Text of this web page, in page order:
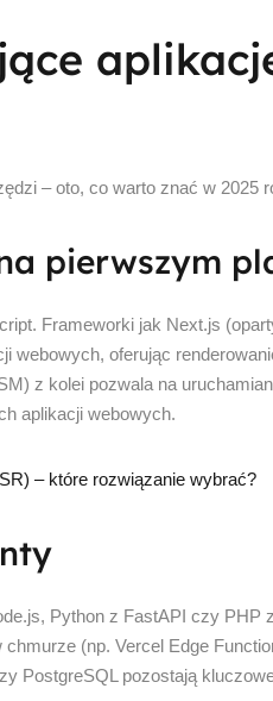
– oto, co warto znać w 2025
pierwszym
Frameworki jak Next.js
webowych, oferując
z kolei pozwala na
aplikacji webowych.
– które rozwiązanie wybrać?
Python z FastAPI czy PHP
(np. Vercel Edge
PostgreSQL pozostają